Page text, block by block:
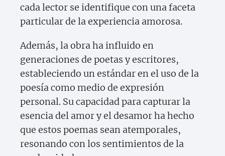
cada lector se identifique con una faceta
particular de la experiencia amorosa.
Además, la obra ha influido en
generaciones de poetas y escritores,
estableciendo un estándar en el uso de la
poesía como medio de expresión
personal. Su capacidad para capturar la
esencia del amor y el desamor ha hecho
que estos poemas sean atemporales,
resonando con los sentimientos de la